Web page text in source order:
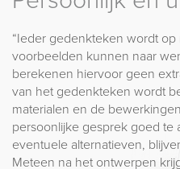
“Ieder gedenkteken wordt
voorbeelden kunnen naar
berekenen hiervoor geen
van het gedenkteken wordt
materialen en de
persoonlijke gesprek goed
eventuele alternatieven,
Meteen na het ontwerpen